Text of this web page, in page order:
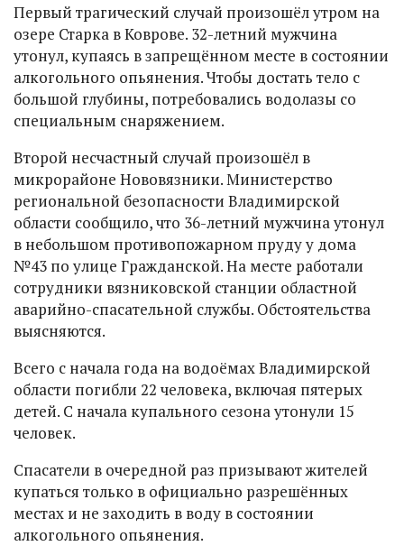
Первый трагический случай произошёл утром на
озере Старка в Коврове. 32-летний мужчина
утонул, купаясь в запрещённом месте в состоянии
алкогольного опьянения. Чтобы достать тело с
большой глубины, потребовались водолазы со
специальным снаряжением.
Второй несчастный случай произошёл в
микрорайоне Нововязники. Министерство
региональной безопасности Владимирской
области сообщило, что 36-летний мужчина утонул
в небольшом противопожарном пруду у дома
№43 по улице Гражданской. На месте работали
сотрудники вязниковской станции областной
аварийно-спасательной службы. Обстоятельства
выясняются.
Всего с начала года на водоёмах Владимирской
области погибли 22 человека, включая пятерых
детей. С начала купального сезона утонули 15
человек.
Спасатели в очередной раз призывают жителей
купаться только в официально разрешённых
местах и не заходить в воду в состоянии
алкогольного опьянения.